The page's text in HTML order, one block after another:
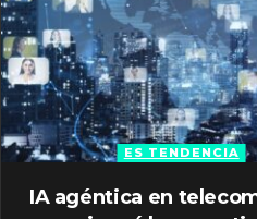
ES TENDENCIA
IA agéntica en